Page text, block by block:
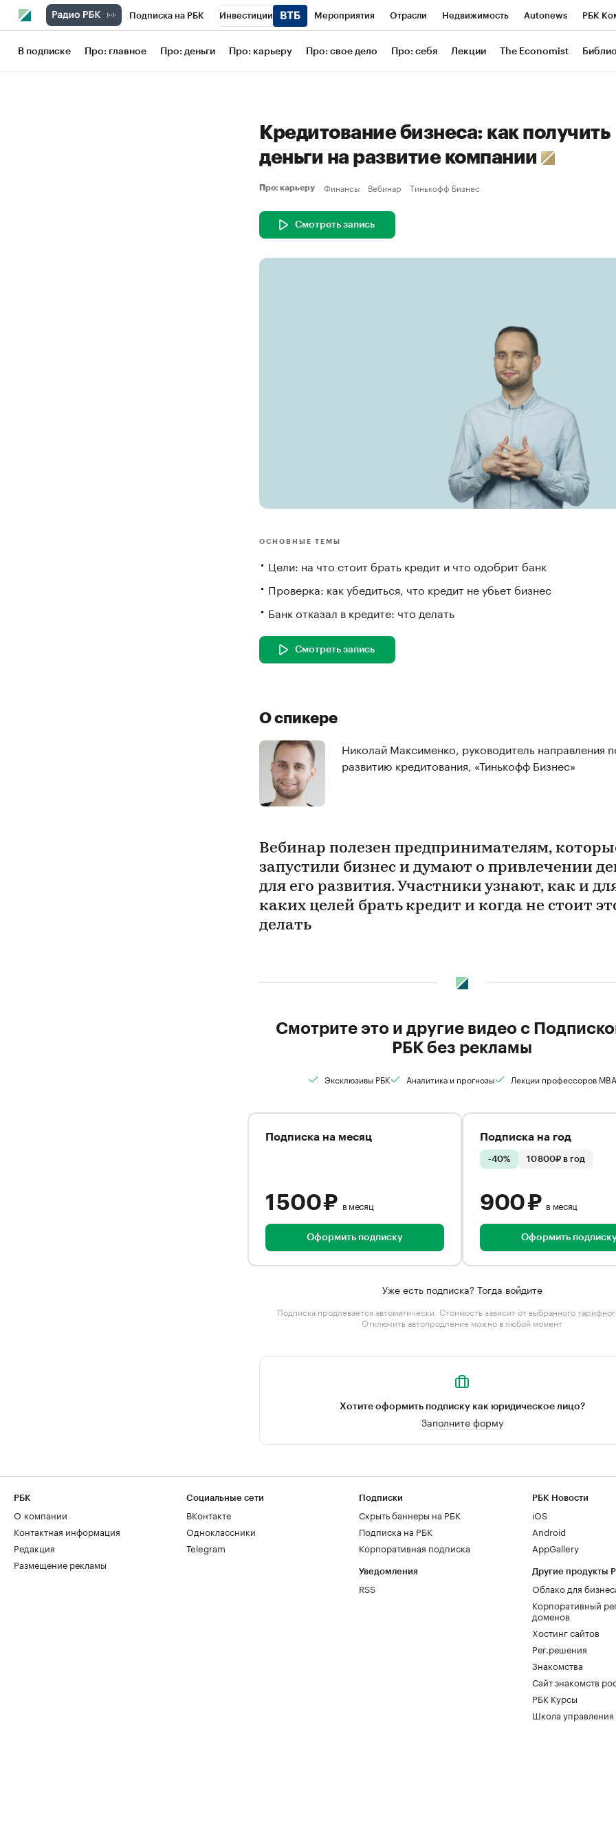
Подписка на РБК Инвестиции Мероприятия Отрасли Недвижимость Autonews РБК
Школа управления РБК РБК Образование РБК Life Тренды Визионеры
В подписке Про: главное Про: деньги Про: карьеру Про: свое дело Про: себя Лекции The Economist
Кредитование бизнеса: как получить
деньги на развитие компании
Про: карьеру Финансы Вебинар Тинькофф Бизнес
Смотреть запись
ОСНОВНЫЕ ТЕМЫ
Цели: на что стоит брать кредит и что одобрит банк
Проверка: как убедиться, что кредит не убьет бизнес
Банк отказал в кредите: что делать
Смотреть запись
О спикере
Николай Максименко, руководитель направления
развитию кредитования, «Тинькофф Бизнес»
Вебинар полезен предпринимателям,
запустили бизнес и думают о привлечении
для его развития. Участники узнают, как и
каких целей брать кредит и когда не стоит
делать
Смотрите это и другие видео с
РБК без рекламы
Эксклюзивы РБК Аналитика и прогнозы Лекции профессоров MBA
Подписка на месяц
1 500 ₽ в месяц
Оформить подписку
Подписка на год
-40% 10 800₽ в год
900 ₽ в месяц
Оформить
Уже есть подписка? Тогда войдите
Подписка продлевается автоматически. Стоимость зависит от выбранного
Отключить автопродление можно в любой момент
Хотите оформить подписку как юридическое лицо?
Заполните форму
РБК
О компании
Контактная информация
Редакция
Размещение рекламы
Социальные сети
ВКонтакте
Одноклассники
Telegram
Подписки
Скрыть баннеры на РБК
Подписка на РБК
Корпоративная подписка
Уведомления
RSS
РБК Новости
iOS
Android
AppGallery
Другие продукты
Облако для
Корпоративный
доменов
Хостинг сайтов
Рег.решения
Знакомства
Сайт знакомств
РБК Курсы
Школа